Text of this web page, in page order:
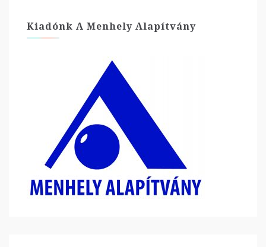
Kiadónk A Menhely Alapítvány